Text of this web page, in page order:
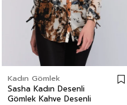
Kadın Gömlek
Sasha Kadın Desenli
Gömlek Kahve Desenli